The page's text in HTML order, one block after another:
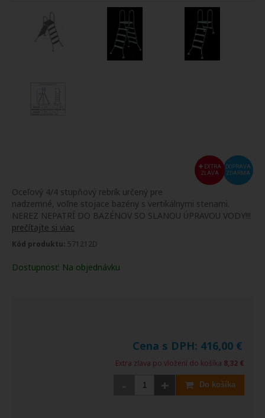
DOPRAVA
ZDARMA
EXTRA
ZĽAVA
Oceľový 4/4 stupňový rebrík určený pre
nadzemné, voľne stojace bazény s vertikálnymi stenami.
NEREZ NEPATRÍ DO BAZÉNOV SO SLANOU ÚPRAVOU VODY!!!
prečítajte si viac
Kód produktu: 571212D
Dostupnosť: Na objednávku
Cena s DPH: 416,00 €
Extra zľava po vložení do košíka 8,32 €
+ Do košíka